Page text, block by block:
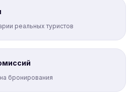
реальных туристов
бронирования